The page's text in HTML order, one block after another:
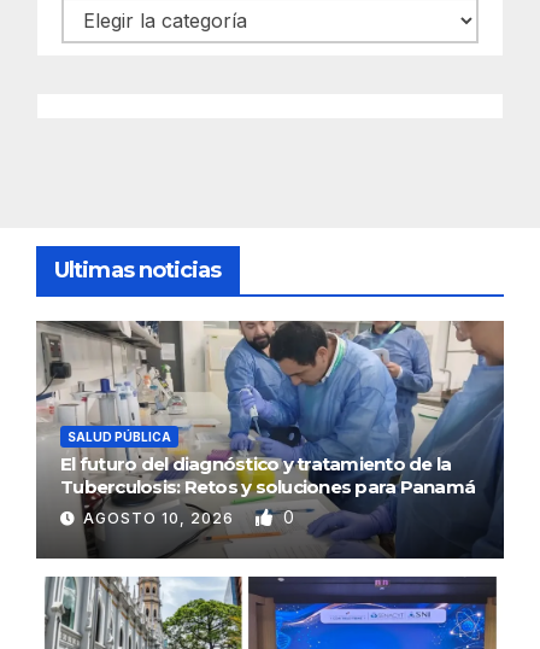
Categorías
Ultimas noticias
SALUD PÚBLICA
El futuro del diagnóstico y tratamiento de la
Tuberculosis: Retos y soluciones para Panamá
AGOSTO 10, 2026 0